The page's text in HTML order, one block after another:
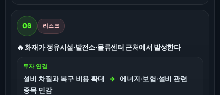
06 리스크
🔥 화재가 정유시설·발전소·물류센터 근처에서 발생한다
투자 연결
설비 차질과 복구 비용 확대 → 에너지·보험·설비 관련
종목 민감